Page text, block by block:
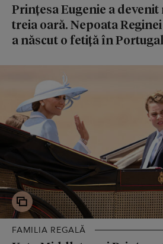
Prințesa Eugenie a
treia oară. Nepoata
a născut o fetiță în
FAMILIA REGALĂ